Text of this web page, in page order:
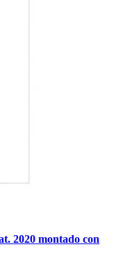
2020 montado con